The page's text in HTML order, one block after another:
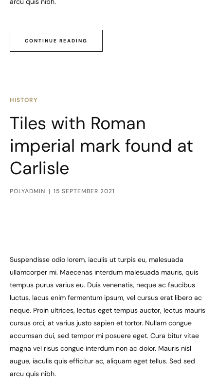
CONTINUE READING
HISTORY
Tiles with Roman
imperial mark found at
Carlisle
POLYADMIN 15 SEPTEMBER 2021
Suspendisse odio lorem, iaculis ut turpis eu, malesuada
ullamcorper mi. Maecenas interdum malesuada mauris, quis
tempus purus varius eu. Duis venenatis, neque ac faucibus
luctus, lacus enim fermentum ipsum, vel cursus erat libero ac
neque. Proin ultrices, lectus eget tempus auctor, lectus mauris
cursus orci, at varius justo sapien et tortor. Nullam congue
accumsan dui, sed tempor mi posuere eget. Cura bitur vitae
magna vel risus congue interdum non ac dolor. Mauris nisl
augue, iaculis quis efficitur ac, aliquam eget tellus. Sed sed
arcu quis nibh.